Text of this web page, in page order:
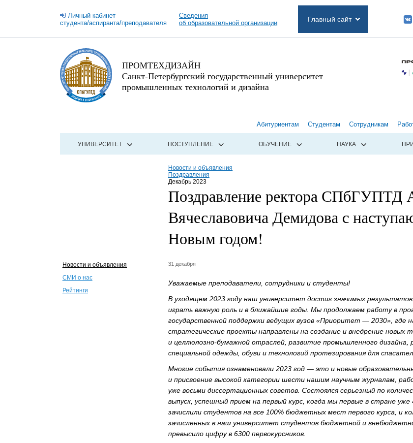
Личный кабинет
студента/аспиранта/преподавателя
Сведения
об образовательной организации
Главный сайт
ПРОМТЕХДИЗАЙН
Санкт-Петербургский государственный университет
промышленных технологий и дизайна
Абитуриентам Студентам Сотрудникам
УНИВЕРСИТЕТ ПОСТУПЛЕНИЕ ОБУЧЕНИЕ НАУКА
Новости и объявления
Поздравления
Декабрь 2023
Поздравление ректора СПбГУПТД
Вячеславовича Демидова с
Новым годом!
Новости и объявления
СМИ о нас
Рейтинги
31 декабря
Уважаемые преподаватели, сотрудники и студенты!
В уходящем 2023 году наш университет достиг значимых
играть важную роль и в ближайшие годы. Мы продолжаем работу в
государственной поддержки ведущих вузов «Приоритет — 2030», где
стратегические проекты направлены на создание и внедрение новых
и целлюлозно-бумажной отраслей, развитие промышленного дизайна,
специальной одежды, обуви и технологий протезирования для
Многие события ознаменовали 2023 год — это и новые
и присвоение высокой категории шести нашим научным журналам,
уже восьми диссертационных cоветов. Состоялся серьезный по
выпуск, успешный прием на первый курс, когда мы первые в стране уже
зачислили студентов на все 100% бюджетных мест первого курса, и
зачисленных в наш университет студентов бюджетной и
превысило цифру в 6300 первокурсников.